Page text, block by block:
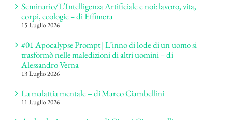
Seminario/L’Intelligenza Artificiale e noi: lavoro, vita,
corpi, ecologie – di Effimera
15 Luglio 2026
#01 Apocalypse Prompt | L’inno di lode di un uomo si
trasformò nelle maledizioni di altri uomini – di
Alessandro Verna
13 Luglio 2026
La malattia mentale – di Marco Ciambellini
11 Luglio 2026